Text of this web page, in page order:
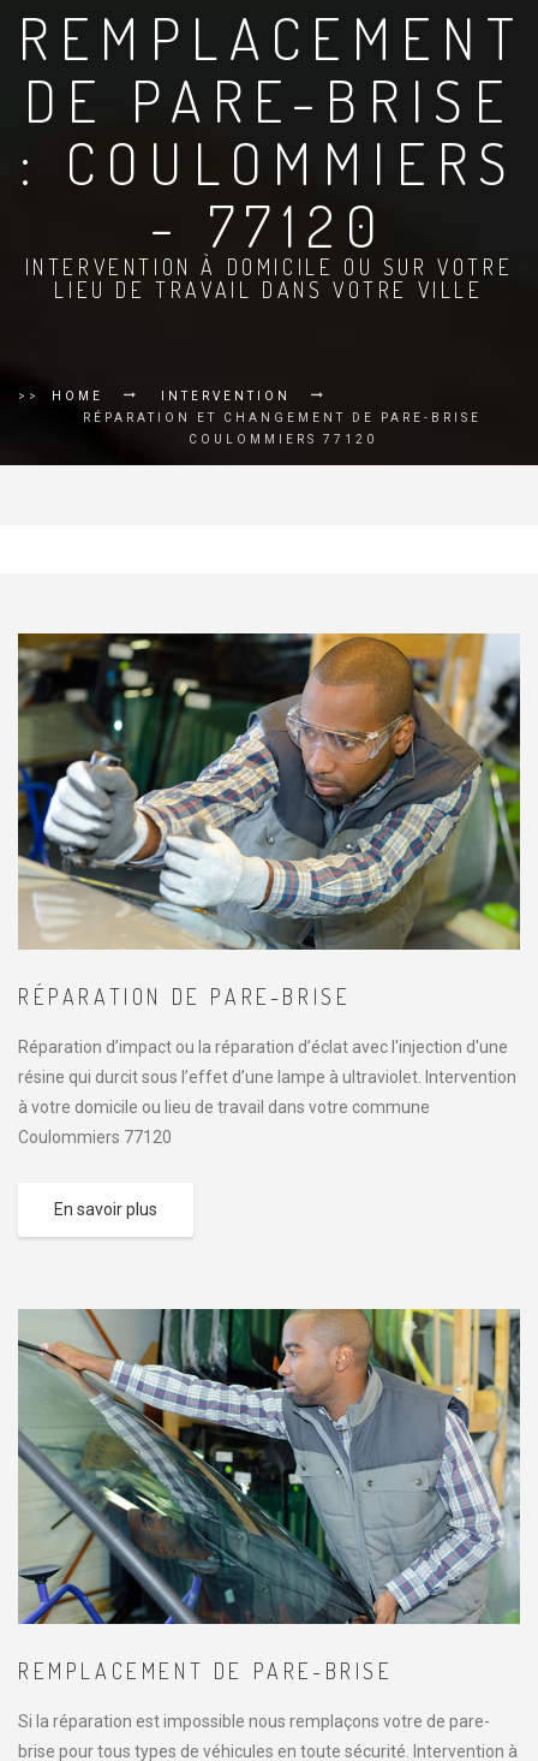
REMPLACEMENT
DE PARE-BRISE
: COULOMMIERS
- 77120
INTERVENTION À DOMICILE OU SUR VOTRE
LIEU DE TRAVAIL DANS VOTRE VILLE
>> HOME
INTERVENTION
RÉPARATION ET CHANGEMENT DE PARE-BRISE
COULOMMIERS 77120
RÉPARATION DE PARE-BRISE
Réparation d’impact ou la réparation d’éclat avec l'injection d'une
résine qui durcit sous l’effet d’une lampe à ultraviolet. Intervention
à votre domicile ou lieu de travail dans votre commune
Coulommiers 77120
En savoir plus
REMPLACEMENT DE PARE-BRISE
Si la réparation est impossible nous remplaçons votre de pare-
brise pour tous types de véhicules en toute sécurité. Intervention à